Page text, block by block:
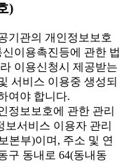
)
기관의 개인정보보호
이용촉진등에 관한 법
이용신청시 제공받는
서비스 이용중 생성되
여야 합니다.
보보호에 관한 관리
서비스 이용자 관리
본부)이며, 주소 및 연
구 동내로 64(동내동